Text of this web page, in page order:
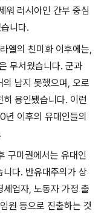
워 러시아인 간부 중심
니다.
엘의 친미화 이후에는,
무서웠습니다. 군과
남지 못했으며, 오로
히 용인됐습니다. 이런
년 이후의 유대인들의
.
구미권에서는 유대인
니다. 반유대주의가 상
세업자, 노동자 가정 출
원 등으로 진출하는 것